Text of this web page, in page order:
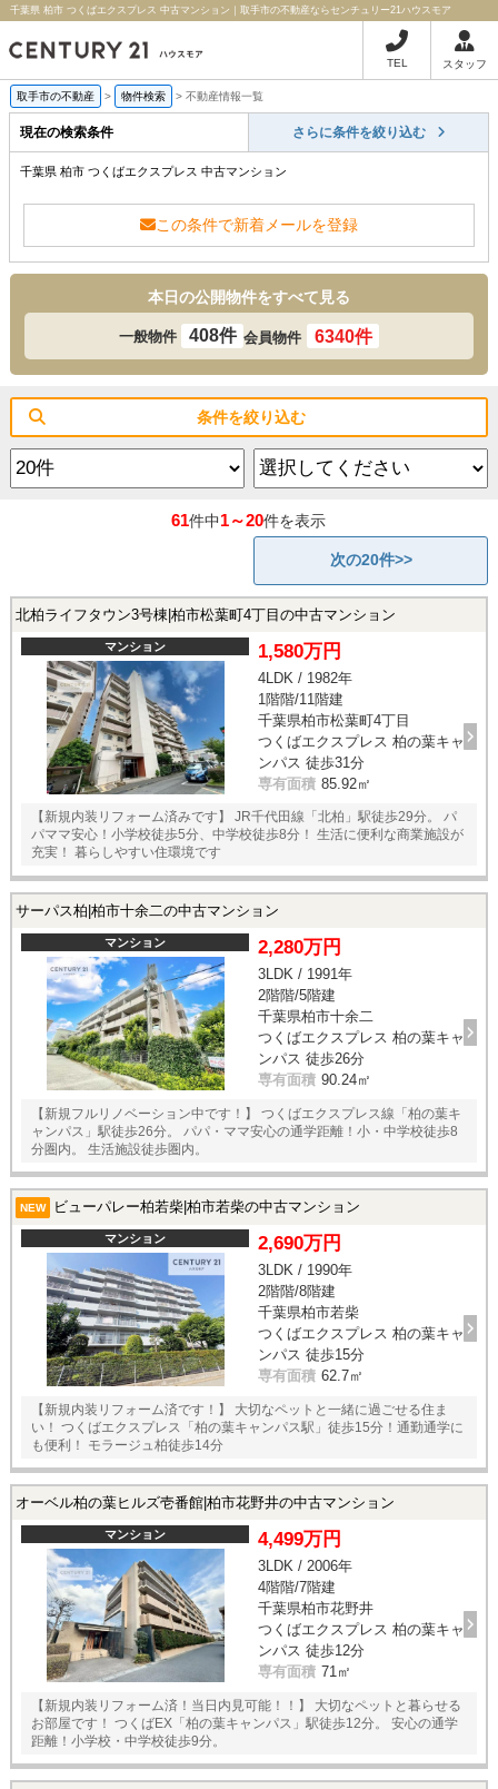
千葉県 柏市 つくばエクスプレス 中古マンション｜取手市の不動産ならセンチュリー21ハウスモア
TEL スタッフ
取手市の不動産 > 物件検索 > 不動産情報一覧
現在の検索条件 さらに条件を絞り込む
千葉県 柏市 つくばエクスプレス 中古マンション
この条件で新着メールを登録
本日の公開物件をすべて見る
一般物件 408件 会員物件 6340件
条件を絞り込む
61件中1～20件を表示
次の20件>>
北柏ライフタウン3号棟|柏市松葉町4丁目の中古マンション
マンション 1,580万円
4LDK / 1982年
1階階/11階建
千葉県柏市松葉町4丁目
つくばエクスプレス 柏の葉キャ
ンパス 徒歩31分
専有面積 85.92㎡
【新規内装リフォーム済みです】 JR千代田線「北柏」駅徒歩29分。 パ
パママ安心！小学校徒歩5分、中学校徒歩8分！ 生活に便利な商業施設が
充実！ 暮らしやすい住環境です
サーパス柏|柏市十余二の中古マンション
マンション 2,280万円
3LDK / 1991年
2階階/5階建
千葉県柏市十余二
つくばエクスプレス 柏の葉キャ
ンパス 徒歩26分
専有面積 90.24㎡
【新規フルリノベーション中です！】 つくばエクスプレス線「柏の葉キ
ャンパス」駅徒歩26分。 パパ・ママ安心の通学距離！小・中学校徒歩8
分圏内。 生活施設徒歩圏内。
NEW ビューパレー柏若柴|柏市若柴の中古マンション
マンション 2,690万円
3LDK / 1990年
2階階/8階建
千葉県柏市若柴
つくばエクスプレス 柏の葉キャ
ンパス 徒歩15分
専有面積 62.7㎡
【新規内装リフォーム済です！】 大切なペットと一緒に過ごせる住ま
い！ つくばエクスプレス「柏の葉キャンパス駅」徒歩15分！通勤通学に
も便利！ モラージュ柏徒歩14分
オーベル柏の葉ヒルズ壱番館|柏市花野井の中古マンション
マンション 4,499万円
3LDK / 2006年
4階階/7階建
千葉県柏市花野井
つくばエクスプレス 柏の葉キャ
ンパス 徒歩12分
専有面積 71㎡
【新規内装リフォーム済！当日内見可能！！】 大切なペットと暮らせる
お部屋です！ つくばEX「柏の葉キャンパス」駅徒歩12分。 安心の通学
距離！小学校・中学校徒歩9分。